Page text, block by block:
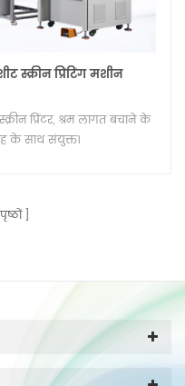
स्क्रीन प्रिंटिंग मशीन
प्रिंटर, श्रम लागत बचाने के
के साथ संयुक्त।
पृष्ठों